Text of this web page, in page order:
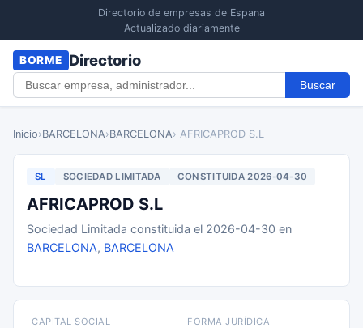
Directorio de empresas de Espana
Actualizado diariamente
BORME Directorio
Buscar
Inicio›BARCELONA›BARCELONA› AFRICAPROD S.L
SL SOCIEDAD LIMITADA CONSTITUIDA 2026-04-30
AFRICAPROD S.L
Sociedad Limitada constituida el 2026-04-30 en
BARCELONA, BARCELONA
CAPITAL SOCIAL FORMA JURÍDICA